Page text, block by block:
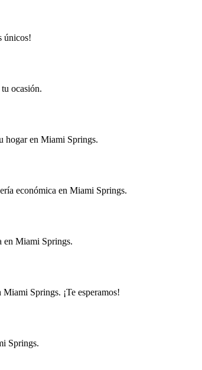
únicos!
ocasión.
hogar en Miami Springs.
económica en Miami Springs.
en Miami Springs.
Springs. ¡Te esperamos!
Springs.